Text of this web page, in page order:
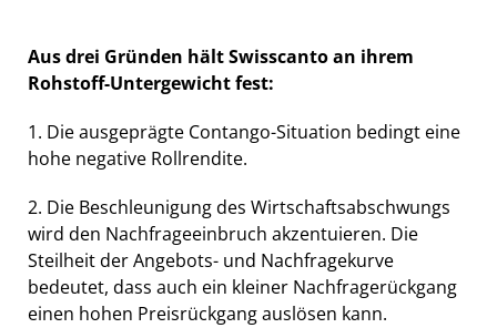
Aus drei Gründen hält Swisscanto an ihrem
Rohstoff-Untergewicht fest:
1. Die ausgeprägte Contango-Situation bedingt eine
hohe negative Rollrendite.
2. Die Beschleunigung des Wirtschaftsabschwungs
wird den Nachfrageeinbruch akzentuieren. Die
Steilheit der Angebots- und Nachfragekurve
bedeutet, dass auch ein kleiner Nachfragerückgang
einen hohen Preisrückgang auslösen kann.